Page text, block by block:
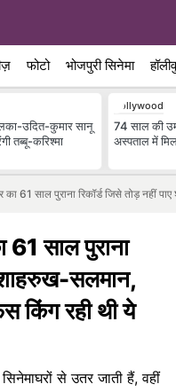
फोटो भोजपुरी सिनेमा
उदित-कुमार सानू
तब्बू-करिश्मा
Bollywood
74 साल की
अस्पताल में
का 61 साल पुराना रिकॉर्ड जिसे तोड़ नहीं
साल पुराना
शाहरुख-सलमान,
किंग रही थी ये
से उतर जाती हैं, वहीं